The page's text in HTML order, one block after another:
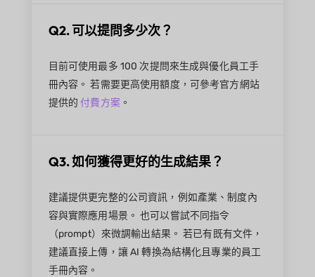
Q2. 可以提問多少次？
目前可使用最多 100 次提問來生成與優化員工手
冊內容。 若需要更高使用額度，可參考官方網站
提供的付費方案。
Q3. 如何獲得更好的生成結果？
建議提供更完整的公司資訊，例如產業、制度內
容與實際應用場景。 也可以嘗試不同指令
（prompt）來微調輸出結果。 若已有既有文件，
建議直接上傳，讓 AI 轉換為結構化且專業的員工
手冊內容。